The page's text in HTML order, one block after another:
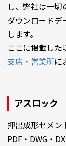
し、弊社は一切
ダウンロードデ
します。
ここに掲載した
支店・営業所に
アスロック
押出成形セメン
PDF・DWG・